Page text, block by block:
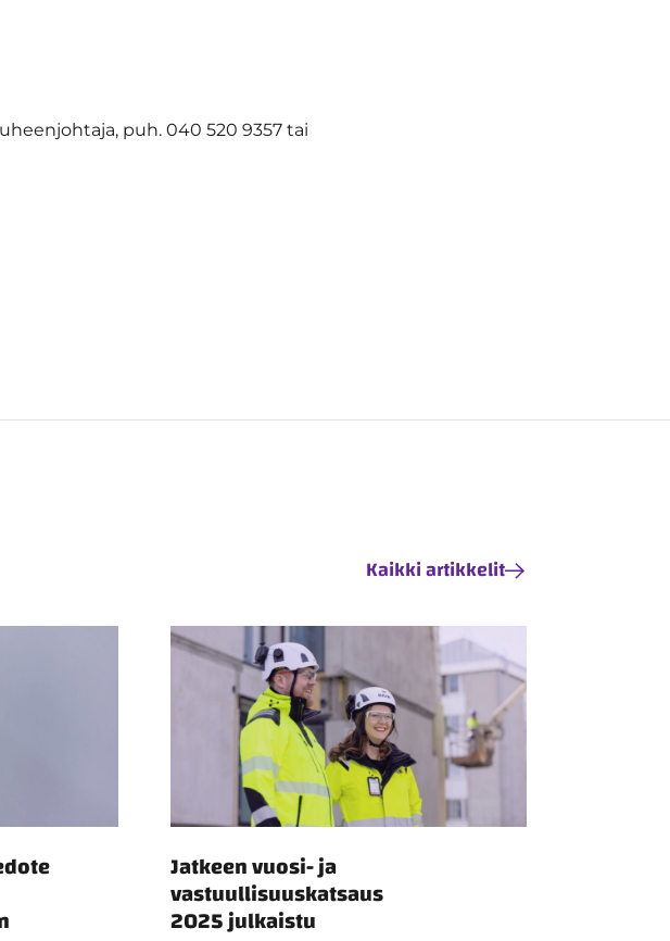
puh. 040 520 9357 tai
Jatkeen vuosi- ja
vastuullisuuskatsaus
2025 julkaistu
Kaikki artikkelit